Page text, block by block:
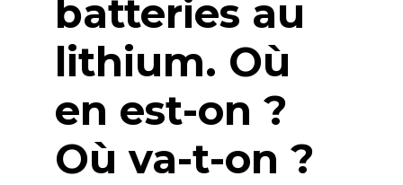
batteries au
lithium. Où
en est-on ?
Où va-t-on ?